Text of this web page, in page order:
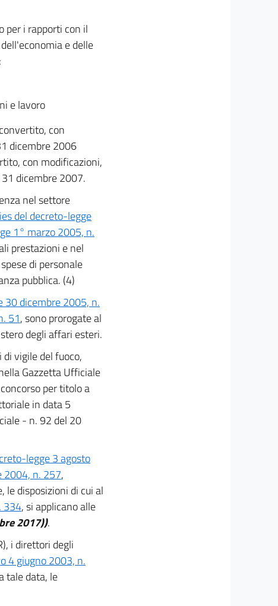
per i rapporti con il
e delle
e lavoro
con
dicembre 2006
con modificazioni,
dicembre 2007.
nel settore
del decreto-legge
1° marzo 2005, n.
prestazioni e nel
di personale
pubblica. (4)
30 dicembre 2005, n.
51, sono prorogate al
degli affari esteri.
vigile del fuoco,
Gazzetta Ufficiale
per titolo a
in data 5
- n. 92 del 20
legge 3 agosto
2004, n. 257,
disposizioni di cui al
334, si applicano alle
2017)).
i direttori degli
4 giugno 2003, n.
tale data, le